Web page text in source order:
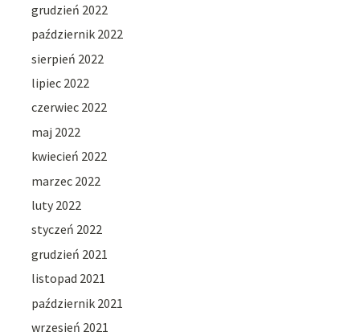
grudzień 2022
październik 2022
sierpień 2022
lipiec 2022
czerwiec 2022
maj 2022
kwiecień 2022
marzec 2022
luty 2022
styczeń 2022
grudzień 2021
listopad 2021
październik 2021
wrzesień 2021